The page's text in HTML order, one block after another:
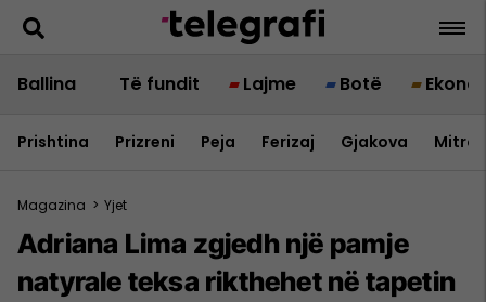
Ballina Të fundit Lajme Botë
Prishtina Prizreni Peja Ferizaj Gjakova
Magazina > Yjet
Adriana Lima zgjedh një pamje
natyrale teksa rikthehet në tapetin